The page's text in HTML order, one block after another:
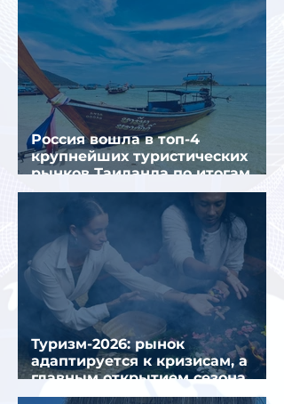
Россия вошла в топ-4
крупнейших туристических
рынков Таиланда по итогам
семи месяцев 2026 года
Туризм-2026: рынок
адаптируется к кризисам, а
главным открытием сезона
стал Вьетнам